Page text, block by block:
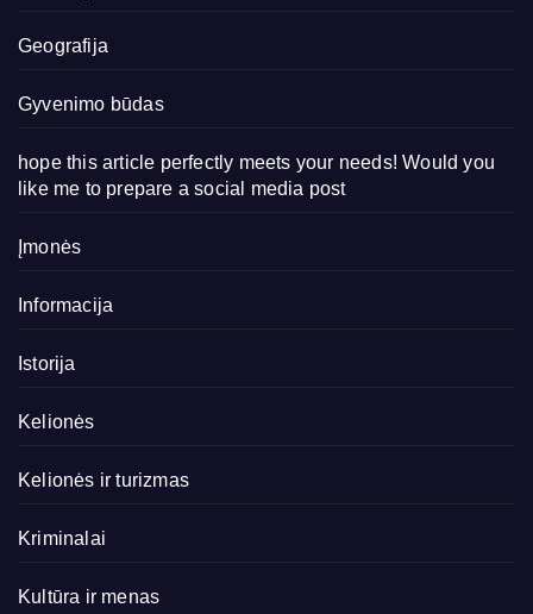
Geografija
Gyvenimo būdas
hope this article perfectly meets your needs! Would you
like me to prepare a social media post
Įmonės
Informacija
Istorija
Kelionės
Kelionės ir turizmas
Kriminalai
Kultūra ir menas